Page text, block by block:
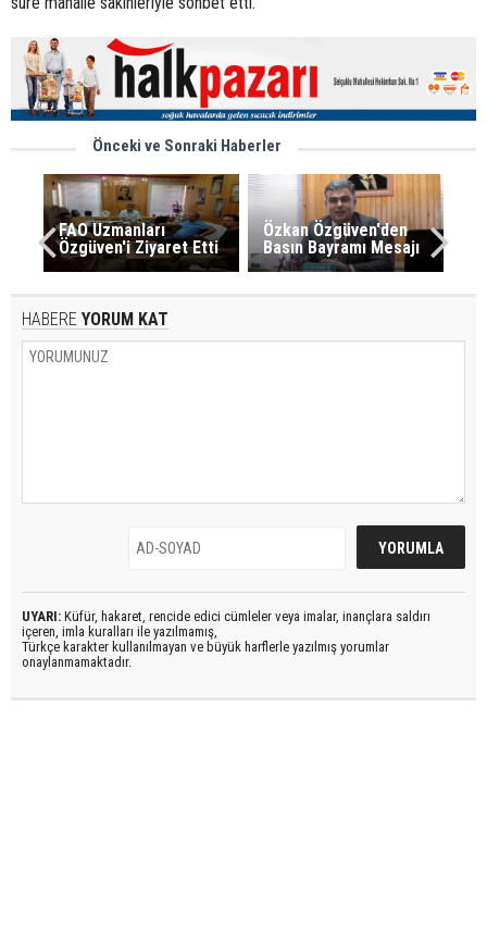
Önceki ve Sonraki Haberler
FAO Uzmanları
Özgüven'i Ziyaret Etti
Özkan Özgüven'den
Basın Bayramı Mesajı
HABERE YORUM KAT
UYARI: Küfür, hakaret, rencide edici cümleler veya imalar, inançlara saldırı
içeren, imla kuralları ile yazılmamış,
Türkçe karakter kullanılmayan ve büyük harflerle yazılmış yorumlar
onaylanmamaktadır.